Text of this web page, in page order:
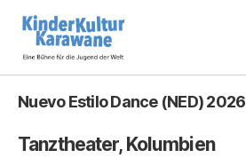
-
Bühne
Jugend
der
Nuevo Estilo Dance (NED) 2026
Tanztheater, Kolumbien